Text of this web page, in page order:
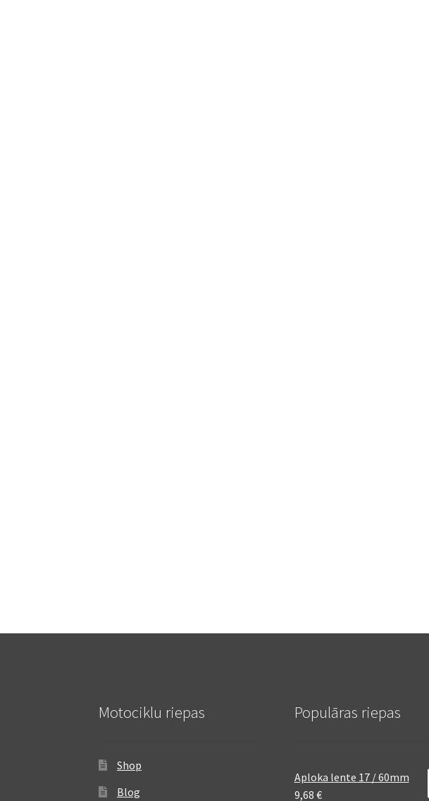
Motociklu riepas
Shop
Blog
Populāras riepas
Aploka lente 17 / 60mm
9,68 €